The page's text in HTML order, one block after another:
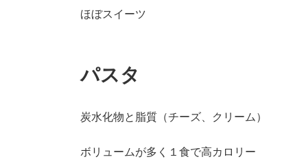
ほぼスイーツ
パスタ
炭水化物と脂質（チーズ、クリーム）
ボリュームが多く１食で高カロリー